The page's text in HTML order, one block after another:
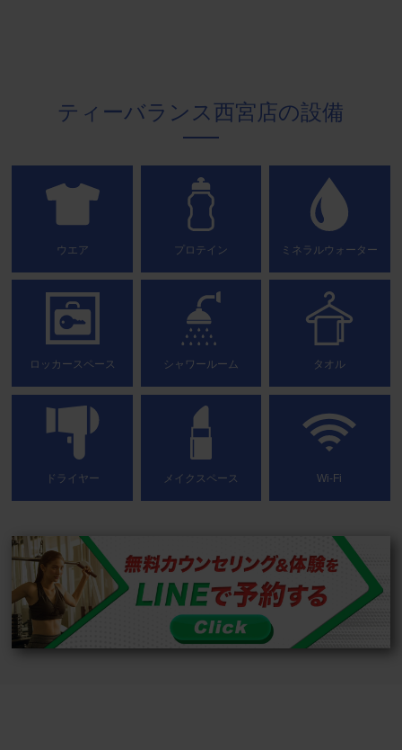
ティーバランス西宮店の設備
ウエア プロテイン ミネラルウォーター
ロッカースペース シャワールーム タオル
ドライヤー メイクスペース Wi-Fi